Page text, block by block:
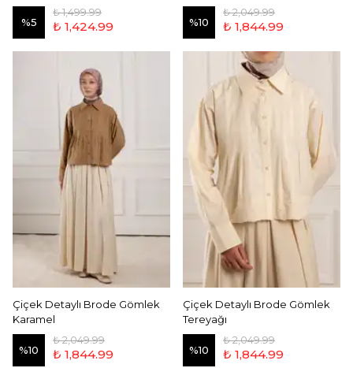
%5
₺ 1,499.99
₺ 1,424.99 %10
₺ 2,049.99
₺ 1,844.99
Çiçek Detaylı Brode Gömlek
Karamel
%10
₺ 2,049.99
₺ 1,844.99
Çiçek Detaylı Brode Gömlek
Tereyağı
%10
₺ 2,049.99
₺ 1,844.99